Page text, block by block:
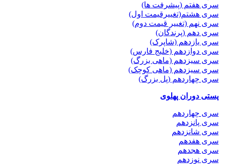
سری هفتم (پیشرفت ها)
سری هشتم(تغییرقیمت اول)
سری نهم (تغییر قیمت دوم)
سری دهم (پرندگان)
سری یازدهم (شاپرک)
سری دوازدهم (خلیج فارس)
سری سیزدهم (ماهی بزرگ)
سری سیزدهم (ماهی کوچک)
سری چهاردهم (پل بزرگ)
پستی دوران پهلوی
سری چهاردهم
سری پانزدهم
سری شانزدهم
سری هفدهم
سری هجدهم
سری نوزدهم